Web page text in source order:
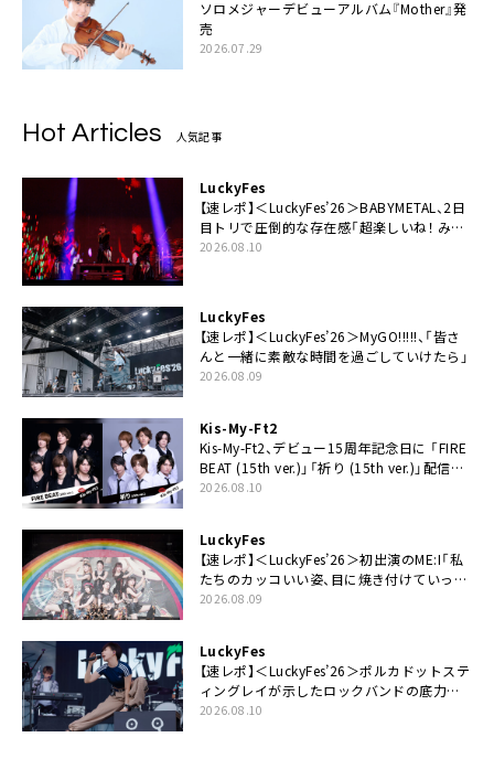
ソロメジャーデビューアルバム『Mother』発
売
2026.07.29
Hot Articles 人気記事
LuckyFes
【速レポ】＜LuckyFes’26＞BABYMETAL、2日
目トリで圧倒的な存在感「超楽しいね！ みん
なありがとう！」
2026.08.10
LuckyFes
【速レポ】＜LuckyFes’26＞MyGO!!!!!、「皆さ
んと一緒に素敵な時間を過ごしていけたら」
2026.08.09
Kis-My-Ft2
Kis-My-Ft2、デビュー15周年記念日に 「FIRE
BEAT (15th ver.)」「祈り (15th ver.)」配信ス
タート
2026.08.10
LuckyFes
【速レポ】＜LuckyFes’26＞初出演のME:I「私
たちのカッコいい姿、目に焼き付けていって
ください！」
2026.08.09
LuckyFes
【速レポ】＜LuckyFes’26＞ポルカドットステ
ィングレイが示したロックバンドの底力
「LuckyFesのマスコットキャラクターである
2026.08.10